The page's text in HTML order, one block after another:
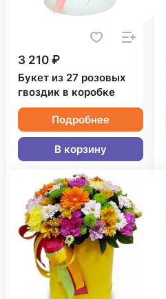
3 210 ₽
Букет из 27 розовых
гвоздик в коробке
Подробнее
В корзину